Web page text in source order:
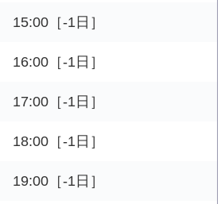
15:00［-1日］
16:00［-1日］
17:00［-1日］
18:00［-1日］
19:00［-1日］